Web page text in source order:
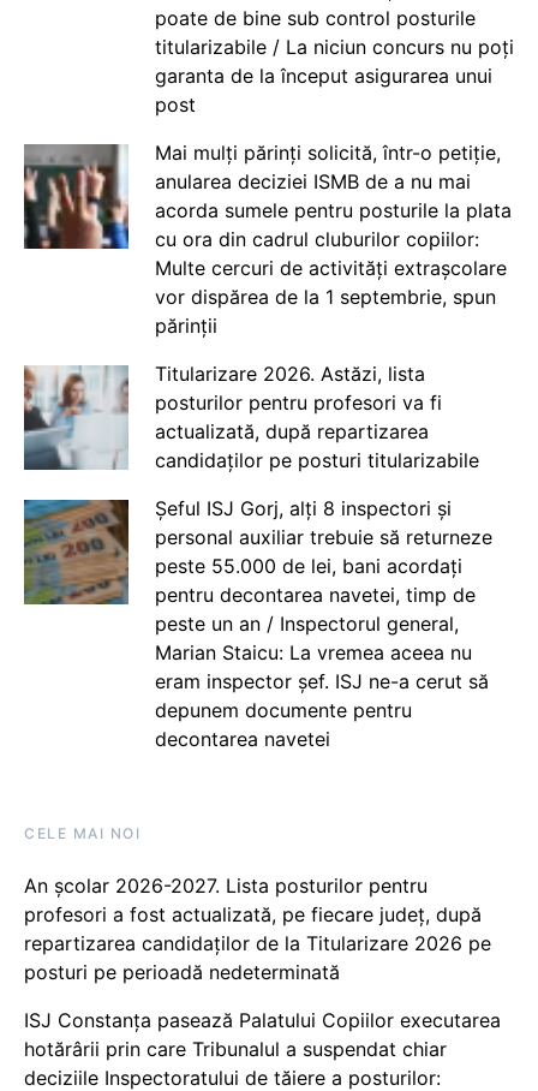
poate de bine sub control posturile
titularizabile / La niciun concurs nu poți
garanta de la început asigurarea unui
post
Mai mulți părinți solicită, într-o petiție,
anularea deciziei ISMB de a nu mai
acorda sumele pentru posturile la plata
cu ora din cadrul cluburilor copiilor:
Multe cercuri de activități extrașcolare
vor dispărea de la 1 septembrie, spun
părinții
Titularizare 2026. Astăzi, lista
posturilor pentru profesori va fi
actualizată, după repartizarea
candidaților pe posturi titularizabile
Șeful ISJ Gorj, alți 8 inspectori și
personal auxiliar trebuie să returneze
peste 55.000 de lei, bani acordați
pentru decontarea navetei, timp de
peste un an / Inspectorul general,
Marian Staicu: La vremea aceea nu
eram inspector șef. ISJ ne-a cerut să
depunem documente pentru
decontarea navetei
CELE MAI NOI
An școlar 2026-2027. Lista posturilor pentru
profesori a fost actualizată, pe fiecare județ, după
repartizarea candidaților de la Titularizare 2026 pe
posturi pe perioadă nedeterminată
ISJ Constanța pasează Palatului Copiilor executarea
hotărârii prin care Tribunalul a suspendat chiar
deciziile Inspectoratului de tăiere a posturilor: